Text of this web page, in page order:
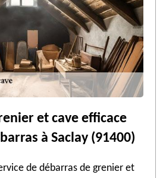
et cave efficace
à Saclay (91400)
de débarras de grenier et